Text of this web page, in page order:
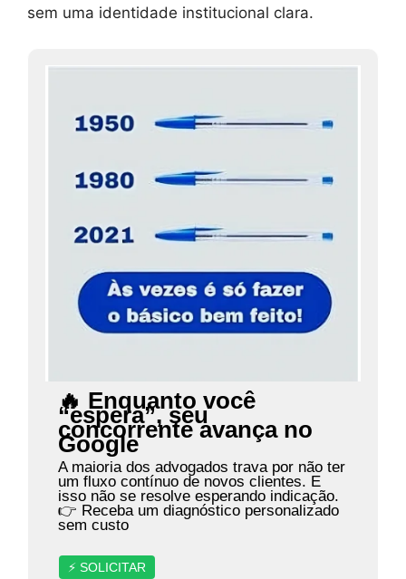
sem uma identidade institucional clara.
🔥 Enquanto você
“espera”, seu
concorrente avança no
Google
A maioria dos advogados trava por não ter
um fluxo contínuo de novos clientes. E
isso não se resolve esperando indicação.
👉 Receba um diagnóstico personalizado
sem custo
⚡ SOLICITAR